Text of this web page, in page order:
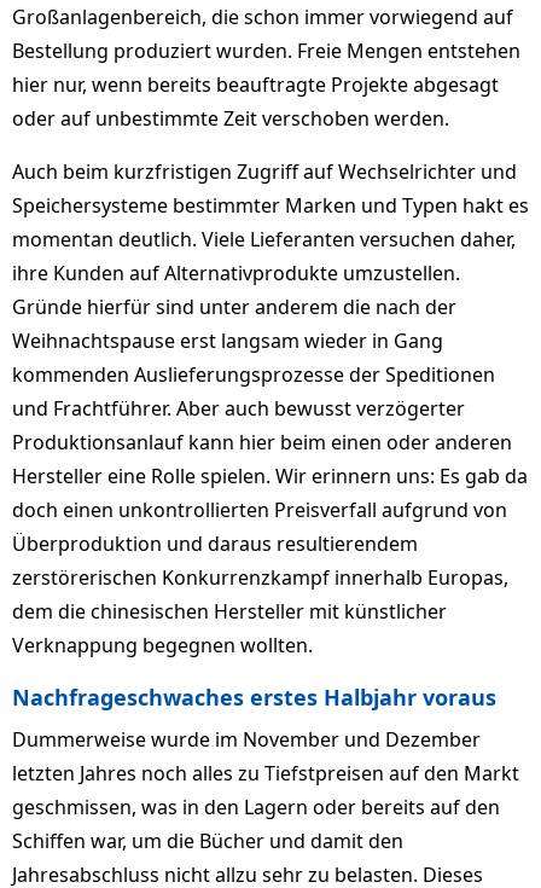
Großanlagenbereich, die schon immer vorwiegend auf
Bestellung produziert wurden. Freie Mengen entstehen
hier nur, wenn bereits beauftragte Projekte abgesagt
oder auf unbestimmte Zeit verschoben werden.
Auch beim kurzfristigen Zugriff auf Wechselrichter und
Speichersysteme bestimmter Marken und Typen hakt es
momentan deutlich. Viele Lieferanten versuchen daher,
ihre Kunden auf Alternativprodukte umzustellen.
Gründe hierfür sind unter anderem die nach der
Weihnachtspause erst langsam wieder in Gang
kommenden Auslieferungsprozesse der Speditionen
und Frachtführer. Aber auch bewusst verzögerter
Produktionsanlauf kann hier beim einen oder anderen
Hersteller eine Rolle spielen. Wir erinnern uns: Es gab da
doch einen unkontrollierten Preisverfall aufgrund von
Überproduktion und daraus resultierendem
zerstörerischen Konkurrenzkampf innerhalb Europas,
dem die chinesischen Hersteller mit künstlicher
Verknappung begegnen wollten.
Nachfrageschwaches erstes Halbjahr voraus
Dummerweise wurde im November und Dezember
letzten Jahres noch alles zu Tiefstpreisen auf den Markt
geschmissen, was in den Lagern oder bereits auf den
Schiffen war, um die Bücher und damit den
Jahresabschluss nicht allzu sehr zu belasten. Dieses